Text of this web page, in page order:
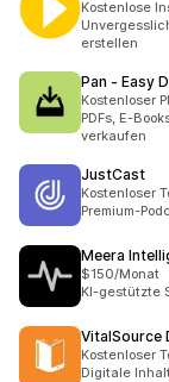
Kostenlose
erstellen
Pan ‑ Easy
Kostenloser
PDFs, E-
verkaufen
JustCast
Kostenloser
Premium-
Meera
$150/Monat
KI-gestützte
VitalSource
Kostenloser
Digitale